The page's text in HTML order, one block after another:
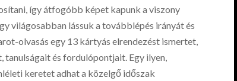
így átfogóbb képet kapunk a viszony
világosabban lássuk a továbblépés irányát és
olvasás egy 13 kártyás elrendezést ismertet,
és fordulópontjait. Egy ilyen,
keretet adhat a közelgő időszak